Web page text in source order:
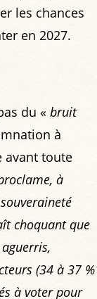
les chances
en 2027.
du « bruit
à
avant toute
à
choquant que
(34 à 37 %
à voter pour